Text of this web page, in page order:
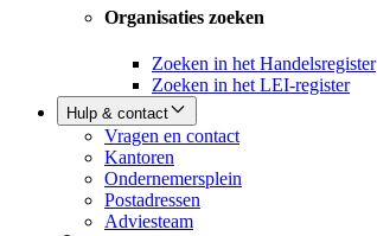
Organisaties zoeken
Zoeken in het Handelsregister
Zoeken in het LEI-register
Hulp & contact
Vragen en contact
Kantoren
Ondernemersplein
Postadressen
Adviesteam